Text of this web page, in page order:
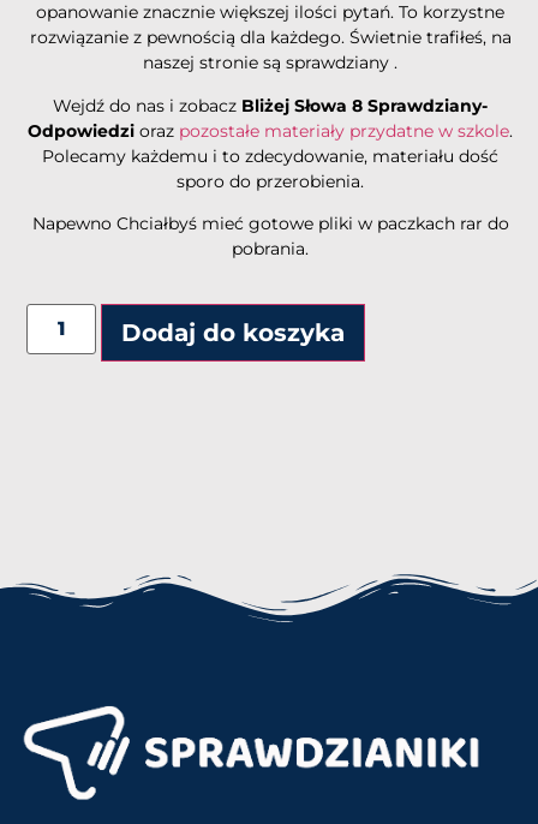
opanowanie znacznie większej ilości pytań. To korzystne
rozwiązanie z pewnością dla każdego. Świetnie trafiłeś, na
naszej stronie są sprawdziany .
Wejdź do nas i zobacz Bliżej Słowa 8 Sprawdziany-
Odpowiedzi oraz pozostałe materiały przydatne w szkole.
Polecamy każdemu i to zdecydowanie, materiału dość
sporo do przerobienia.
Napewno Chciałbyś mieć gotowe pliki w paczkach rar do
pobrania.
Dodaj do koszyka